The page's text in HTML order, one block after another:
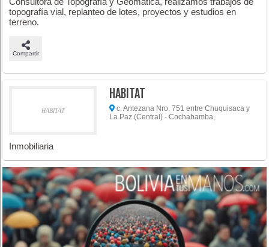
topografía vial, replanteo de lotes, proyectos y estudios en
terreno.
Compartir
HABITAT
HABITAT
c. Antezana Nro. 751 entre Chuquisaca y
La Paz (Central) - Cochabamba,
Inmobiliaria